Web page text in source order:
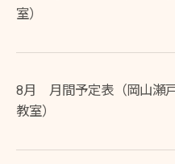
室）
8月 月間予定表（岡山瀬
教室）